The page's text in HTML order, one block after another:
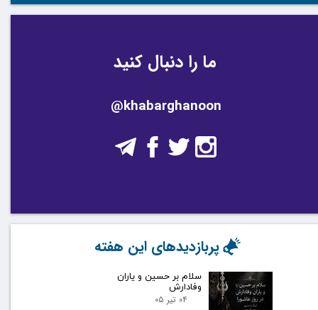
@khabarghanoon
ما را دنبال کنید
سلام بر حسین و یاران
وفادارش
۰۴ تیر ۰۵
پربازدیدهای این هفته